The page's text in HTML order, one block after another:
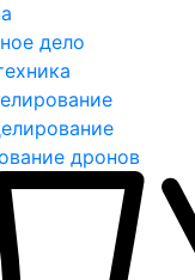
дело
дронов